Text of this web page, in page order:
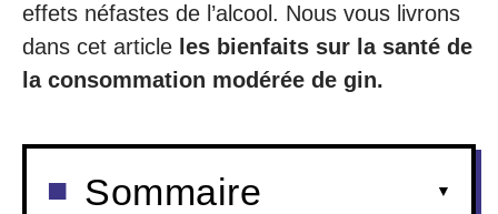
effets néfastes de l’alcool. Nous vous livrons
dans cet article les bienfaits sur la santé de
la consommation modérée de gin.
Sommaire